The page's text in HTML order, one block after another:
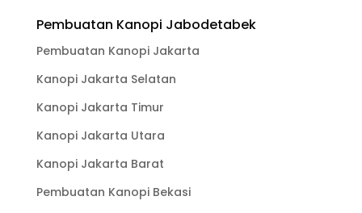
Pembuatan Kanopi Jabodetabek
Pembuatan Kanopi Jakarta
Kanopi Jakarta Selatan
Kanopi Jakarta Timur
Kanopi Jakarta Utara
Kanopi Jakarta Barat
Pembuatan Kanopi Bekasi